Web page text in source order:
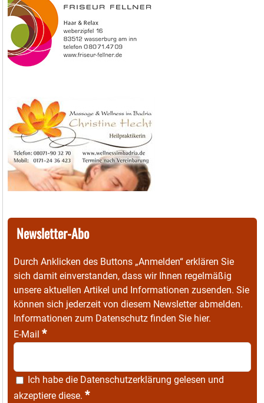
Newsletter-Abo
Durch Anklicken des Buttons „Anmelden“ erklären Sie
sich damit einverstanden, dass wir Ihnen regelmäßig
unsere aktuellen Artikel und Informationen zusenden. Sie
können sich jederzeit von diesem Newsletter abmelden.
Informationen zum Datenschutz finden Sie hier.
E-Mail *
Ich habe die Datenschutzerklärung gelesen und
akzeptiere diese. *